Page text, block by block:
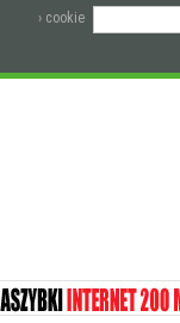
› cookie